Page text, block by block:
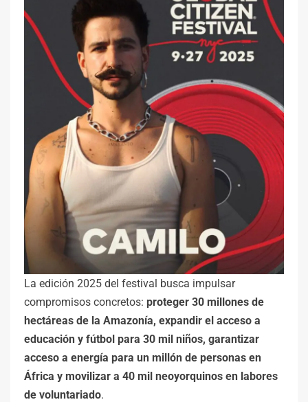
La edición 2025 del festival busca impulsar
compromisos concretos: proteger 30 millones de
hectáreas de la Amazonía, expandir el acceso a
educación y fútbol para 30 mil niños, garantizar
acceso a energía para un millón de personas en
África y movilizar a 40 mil neoyorquinos en labores
de voluntariado.